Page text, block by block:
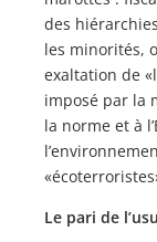
des
les minorités,
exaltation de
imposé par la
la norme et à
Le pari de